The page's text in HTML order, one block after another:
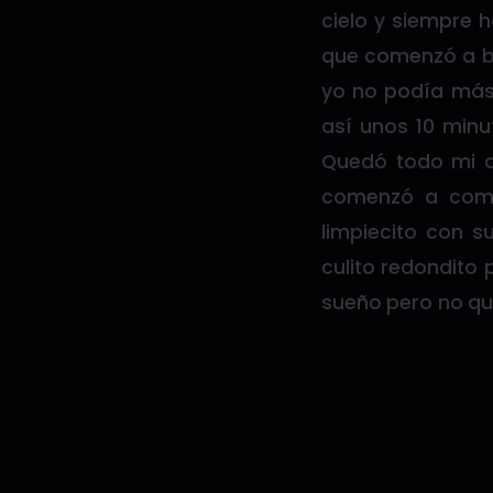
cielo y siempre
que comenzó a
yo no podía
así unos 10
Quedó todo mi
comenzó a
limpiecito con
culito redondito
sueño pero no